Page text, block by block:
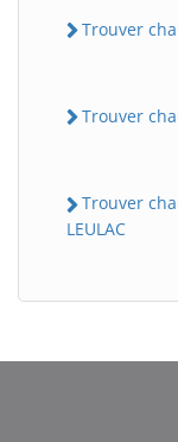
Trouver
Trouver
Trouver
LEULAC